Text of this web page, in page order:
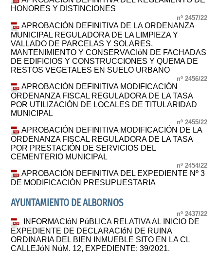
HONORES Y DISTINCIONES
nº 2457/22
APROBACIÓN DEFINITIVA DE LA ORDENANZA
MUNICIPAL REGULADORA DE LA LIMPIEZA Y
VALLADO DE PARCELAS Y SOLARES,
MANTENIMIENTO Y CONSERVACIóN DE FACHADAS
DE EDIFICIOS Y CONSTRUCCIONES Y QUEMA DE
RESTOS VEGETALES EN SUELO URBANO
nº 2456/22
APROBACIÓN DEFINITIVA MODIFICACIÓN
ORDENANZA FISCAL REGULADORA DE LA TASA
POR UTILIZACIÓN DE LOCALES DE TITULARIDAD
MUNICIPAL
nº 2455/22
APROBACIÓN DEFINITIVA MODIFICACIÓN DE LA
ORDENANZA FISCAL REGULADORA DE LA TASA
POR PRESTACIÓN DE SERVICIOS DEL
CEMENTERIO MUNICIPAL
nº 2454/22
APROBACIÓN DEFINITIVA DEL EXPEDIENTE Nº 3
DE MODIFICACIÓN PRESUPUESTARIA
AYUNTAMIENTO DE ALBORNOS
nº 2437/22
INFORMACIóN PúBLICA RELATIVA AL INICIO DE
EXPEDIENTE DE DECLARACIóN DE RUINA
ORDINARIA DEL BIEN INMUEBLE SITO EN LA CL
CALLEJóN NúM. 12, EXPEDIENTE: 39/2021.